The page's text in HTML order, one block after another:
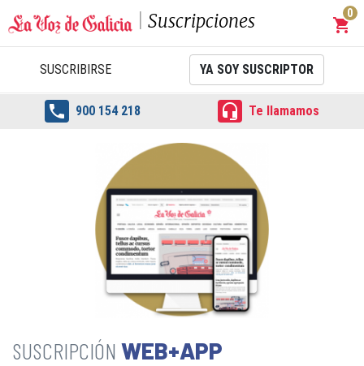
Suscripciones shopping_cart
0
SUSCRIBIRSE YA SOY SUSCRIPTOR
 900 154 218  Te llamamos
WEB+APP